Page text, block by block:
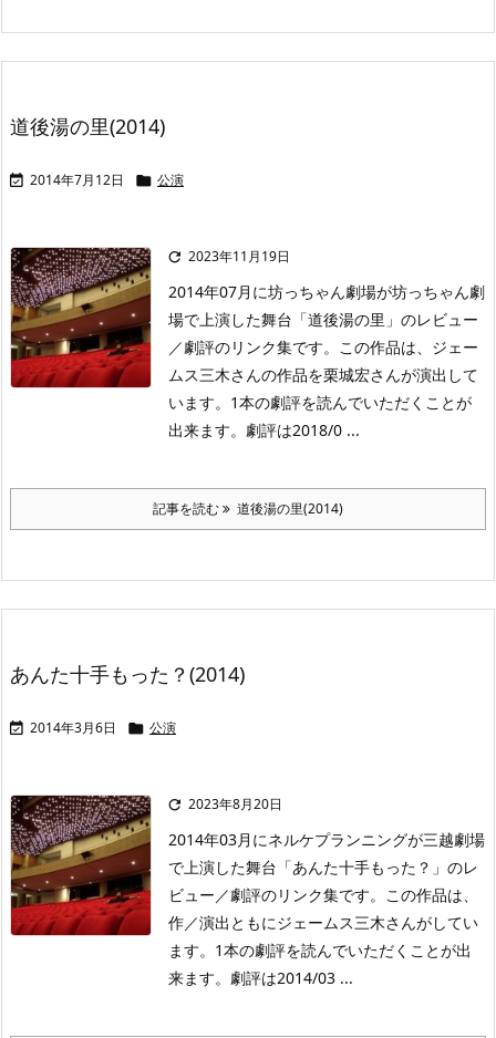
道後湯の里(2014)
 2014年7月12日  公演
 2023年11月19日
2014年07月に坊っちゃん劇場が坊っちゃん劇
場で上演した舞台「道後湯の里」のレビュー
／劇評のリンク集です。この作品は、ジェー
ムス三木さんの作品を栗城宏さんが演出して
います。1本の劇評を読んでいただくことが
出来ます。劇評は2018/0 ...
記事を読む 道後湯の里(2014)
あんた十手もった？(2014)
 2014年3月6日  公演
 2023年8月20日
2014年03月にネルケプランニングが三越劇場
で上演した舞台「あんた十手もった？」のレ
ビュー／劇評のリンク集です。この作品は、
作／演出ともにジェームス三木さんがしてい
ます。1本の劇評を読んでいただくことが出
来ます。劇評は2014/03 ...